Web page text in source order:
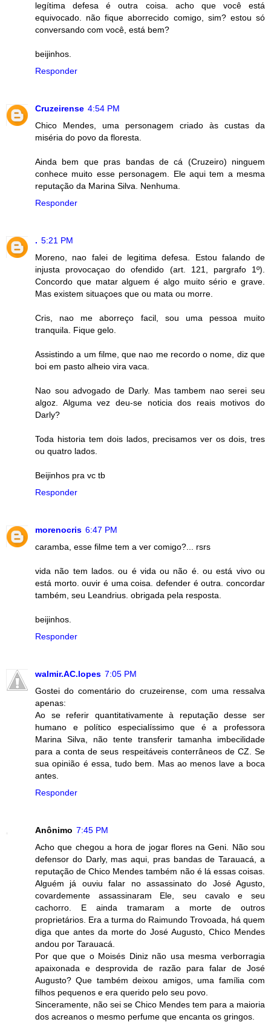
legítima defesa é outra coisa. acho que você está
equivocado. não fique aborrecido comigo, sim? estou só
conversando com você, está bem?
beijinhos.
Responder
Cruzeirense 4:54 PM
Chico Mendes, uma personagem criado às custas da
miséria do povo da floresta.
Ainda bem que pras bandas de cá (Cruzeiro) ninguem
conhece muito esse personagem. Ele aqui tem a mesma
reputação da Marina Silva. Nenhuma.
Responder
. 5:21 PM
Moreno, nao falei de legitima defesa. Estou falando de
injusta provocaçao do ofendido (art. 121, pargrafo 1º).
Concordo que matar alguem é algo muito sério e grave.
Mas existem situaçoes que ou mata ou morre.
Cris, nao me aborreço facil, sou uma pessoa muito
tranquila. Fique gelo.
Assistindo a um filme, que nao me recordo o nome, diz que
boi em pasto alheio vira vaca.
Nao sou advogado de Darly. Mas tambem nao serei seu
algoz. Alguma vez deu-se noticia dos reais motivos do
Darly?
Toda historia tem dois lados, precisamos ver os dois, tres
ou quatro lados.
Beijinhos pra vc tb
Responder
morenocris 6:47 PM
caramba, esse filme tem a ver comigo?... rsrs
vida não tem lados. ou é vida ou não é. ou está vivo ou
está morto. ouvir é uma coisa. defender é outra. concordar
também, seu Leandrius. obrigada pela resposta.
beijinhos.
Responder
walmir.AC.lopes 7:05 PM
Gostei do comentário do cruzeirense, com uma ressalva
apenas:
Ao se referir quantitativamente à reputação desse ser
humano e político especialíssimo que é a professora
Marina Silva, não tente transferir tamanha imbecilidade
para a conta de seus respeitáveis conterrâneos de CZ. Se
sua opinião é essa, tudo bem. Mas ao menos lave a boca
antes.
Responder
Anônimo 7:45 PM
Acho que chegou a hora de jogar flores na Geni. Não sou
defensor do Darly, mas aqui, pras bandas de Tarauacá, a
reputação de Chico Mendes também não é lá essas coisas.
Alguém já ouviu falar no assassinato do José Agusto,
covardemente assassinaram Ele, seu cavalo e seu
cachorro. E ainda tramaram a morte de outros
proprietários. Era a turma do Raimundo Trovoada, há quem
diga que antes da morte do José Augusto, Chico Mendes
andou por Tarauacá.
Por que que o Moisés Diniz não usa mesma verborragia
apaixonada e desprovida de razão para falar de José
Augusto? Que também deixou amigos, uma família com
filhos pequenos e era querido pelo seu povo.
Sinceramente, não sei se Chico Mendes tem para a maioria
dos acreanos o mesmo perfume que encanta os gringos.